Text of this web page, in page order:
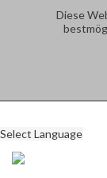
Diese
Select Language